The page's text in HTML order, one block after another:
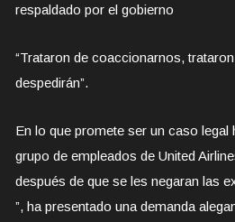
respaldado por el gobierno
“Trataron de coaccionarnos,
despedirán”.
En lo que promete ser un caso
grupo de empleados de United
después de que se les negaran las
”, ha presentado una demanda